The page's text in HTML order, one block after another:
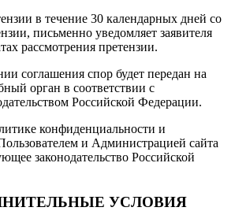
в течение 30 календарных дней со
письменно уведомляет заявителя
рассмотрения претензии.
соглашения спор будет передан на
орган в соответствии с
Российской Федерации.
конфиденциальности и
и Администрацией сайта
законодательство Российской
УСЛОВИЯ